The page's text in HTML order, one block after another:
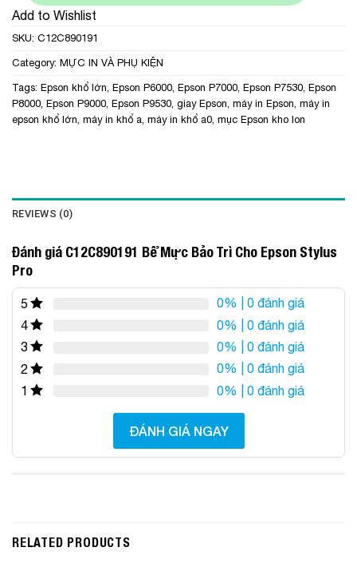
Add to Wishlist
SKU: C12C890191
Category: MỰC IN VÀ PHỤ KIỆN
Tags: Epson khổ lớn Epson P6000 Epson P7000 Epson P7530 Epson
P8000 Epson P9000 Epson P9530 giay Epson máy in Epson máy in
epson khổ lớn máy in khổ a máy in khổ a0 mục Epson kho lon
REVIEWS (0)
Đánh giá C12C890191 Bể Mực Bảo Trì Cho Epson Stylus
Pro
5 0% | 0 đánh giá
4
0% | 0 đánh giá
3
0% | 0 đánh giá
2
0% | 0 đánh giá
1
0% | 0 đánh giá
ĐÁNH GIÁ NGAY
RELATED PRODUCTS